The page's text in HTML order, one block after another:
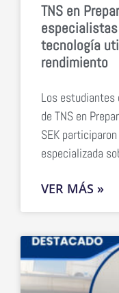
TNS en
tecnología
rendimiento
Los estudiantes
de TNS en
SEK
especializada
VER MÁS »